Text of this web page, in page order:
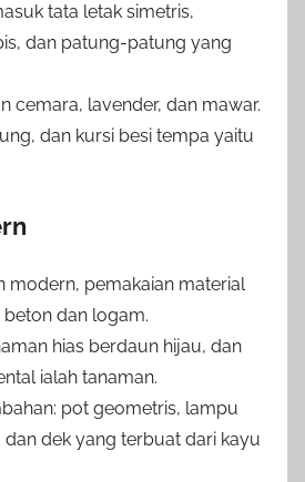
tata letak simetris,
dan patung-patung yang
cemara, lavender, dan mawar.
dan kursi besi tempa yaitu
modern, pemakaian material
dan logam.
hias berdaun hijau, dan
ialah tanaman.
pot geometris, lampu
dek yang terbuat dari kayu